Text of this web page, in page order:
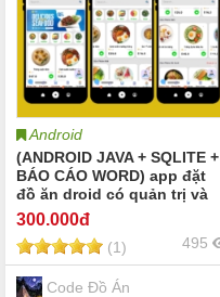
Android
(ANDROID JAVA + SQLITE +
BÁO CÁO WORD) app đặt
đồ ăn droid có quản trị và
người dùng, đánh giá sản
phẩm sau khi mua, đặt
hàng, tiến trình thực hiện
đơn hàng, các chức năng.
thêm, sửa, xóa
300.000đ
(1) 495
Code Đồ Án